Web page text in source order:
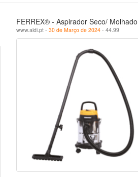
FERREX® - Aspirador Seco/ Molhado
www.aldi.pt - 30 de Março de 2024 - 44.99